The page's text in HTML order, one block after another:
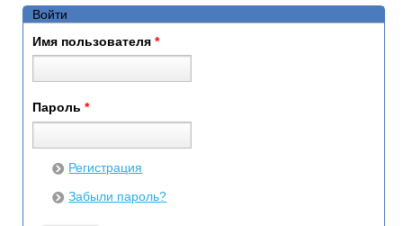
Войти
Имя пользователя *
Пароль *
Регистрация
Забыли пароль?